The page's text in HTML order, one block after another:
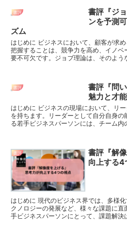
書評
書評『ジ
ンを予測
ズム
はじめに ビジネスにおいて、顧客が求める製品やサービスを正確に
把握することは、競争力を高め、イノ
要不可欠です。ジョブ理論は、そのよう
書評
書評『問
魅力と才
はじめに ビジネスの現場において、リーダーシップとは重要な役割
を持ちます。リーダーとして自分自身
る若手ビジネスパーソンには、チーム内
書評
書評『解
向上する4
はじめに 現代のビジネス界では、多様化する社会や市場、急速なテ
クノロジーの発展など、様々な課題に
手ビジネスパーソンにとって、課題解決